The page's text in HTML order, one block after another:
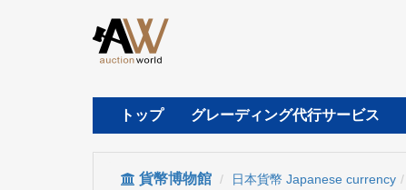
トップ グレーディング代行サービス
貨幣博物館 日本貨幣 Japanese currency